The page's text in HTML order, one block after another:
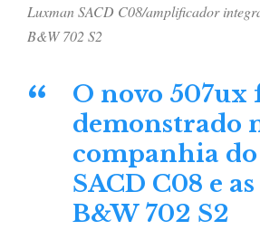
Luxman SACD C08/amplificador
B&W 702 S2
O novo 507ux
demonstrado
companhia
SACD C08 e
B&W 702 S2